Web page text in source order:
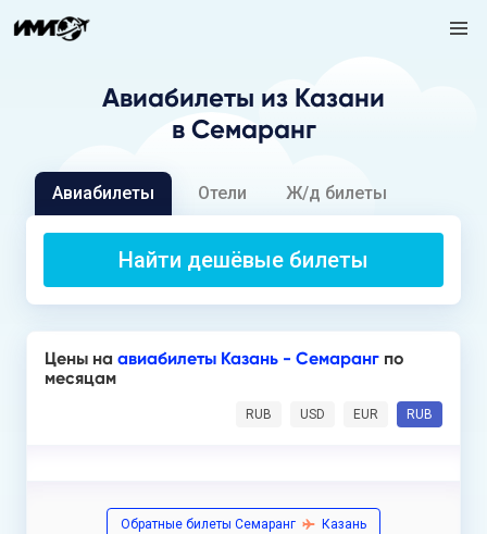
Авиабилеты из Казани
в Семаранг
Авиабилеты Отели Ж/д билеты
Найти дешёвые билеты
Цены на авиабилеты Казань - Семаранг по
месяцам
RUB USD EUR RUB
Обратные билеты Семаранг Казань